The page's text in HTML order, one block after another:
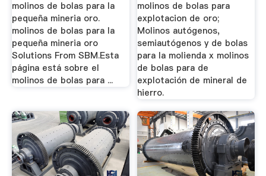
molinos de bolas para la
pequeña mineria oro.
molinos de bolas para la
pequeña mineria oro
Solutions From SBM.Esta
página está sobre el
molinos de bolas para ...
molinos de bolas para
explotacion de oro;
Molinos autógenos,
semiautógenos y de bolas
para la molienda x molinos
de bolas para de
explotación de mineral de
hierro.